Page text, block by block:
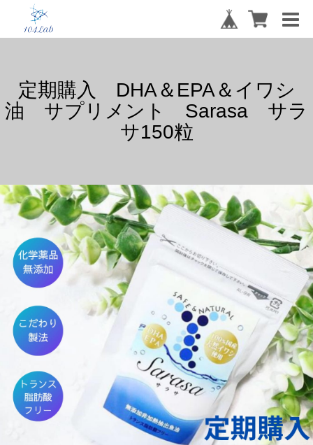
定期購入 DHA＆EPA＆イワシ
油 サプリメント Sarasa サラ
サ150粒